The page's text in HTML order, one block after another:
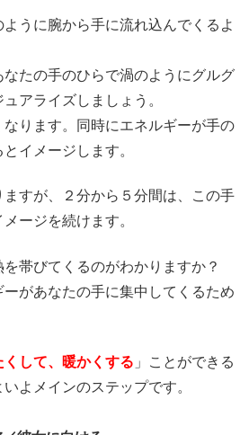
うに腕から手に流れ込んでくるよ
たの手のひらで渦のようにグルグ
アライズしましょう。
ります。同時にエネルギーが手の
イメージします。
すが、２分から５分間は、この手
ージを続けます。
帯びてくるのがわかりますか？
があなたの手に集中してくるため
くして、暖かくする 」ことができる
よメインのステップです。